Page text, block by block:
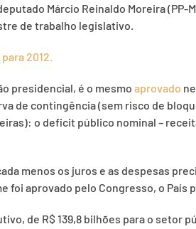
Márcio Reinaldo Moreira (PP-
de trabalho legislativo.
2012.
presidencial, é o mesmo aprovado
de contingência (sem risco de
o deficit público nominal –
menos os juros e as despesas
foi aprovado pelo Congresso, o
de R$ 139,8 bilhões para o setor